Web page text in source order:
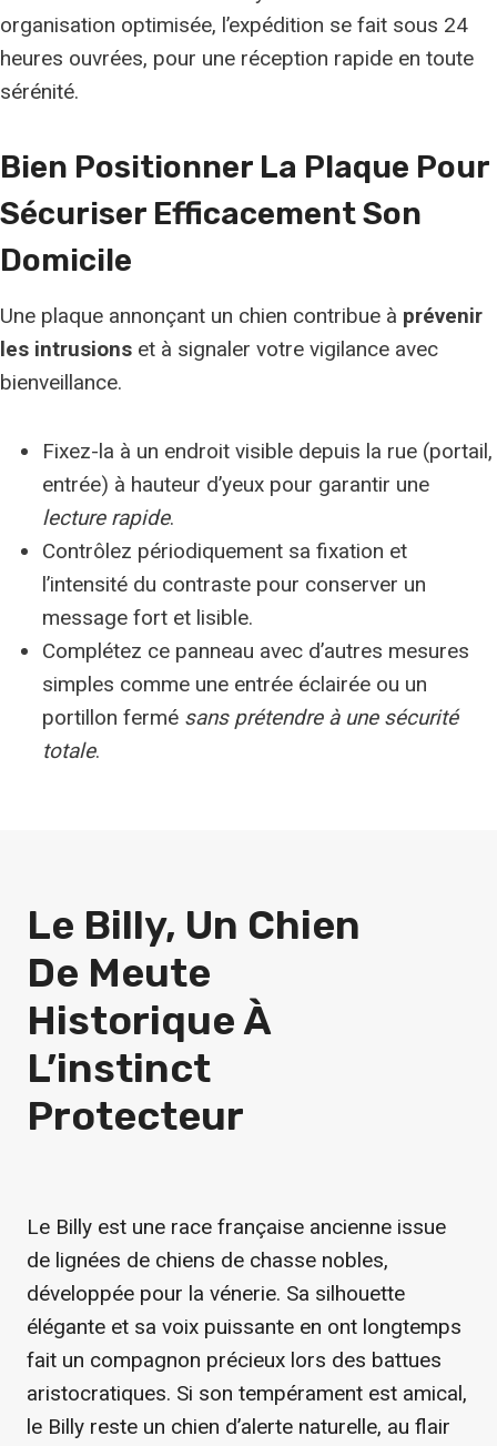
organisation optimisée, l’expédition se fait sous 24
heures ouvrées, pour une réception rapide en toute
sérénité.
Bien Positionner La Plaque Pour
Sécuriser EfficacementSon
Domicile
Une plaque annonçant un chien contribue à prévenir
les intrusions et à signaler votre vigilance avec
bienveillance.
Fixez-la à un endroit visible depuis la rue (portail,
entrée) à hauteur d’yeux pour garantir une
lecture rapide.
Contrôlez périodiquement sa fixation et
l’intensité du contraste pour conserver un
message fort et lisible.
Complétez ce panneau avec d’autres mesures
simples comme une entrée éclairée ou un
portillon fermé sans prétendre à une sécurité
totale.
Le Billy, Un Chien
De Meute
Historique À
L’instinct
Protecteur
Le Billy est une race française ancienne issue
de lignées de chiens de chasse nobles,
développée pour la vénerie. Sa silhouette
élégante et sa voix puissante en ont longtemps
fait un compagnon précieux lors des battues
aristocratiques. Si son tempérament est amical,
le Billy reste un chien d’alerte naturelle, au flair